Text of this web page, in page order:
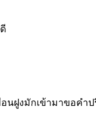
นฝูงมักเข้ามาขอคำ